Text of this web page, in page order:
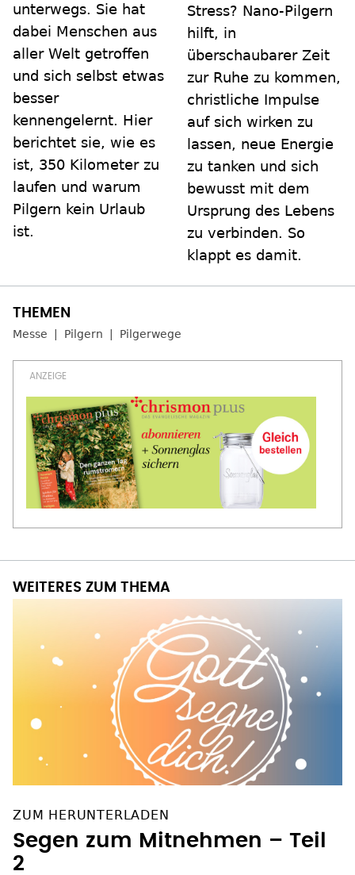
unterwegs. Sie hat
dabei Menschen aus
aller Welt getroffen
und sich selbst etwas
besser
kennengelernt. Hier
berichtet sie, wie es
ist, 350 Kilometer zu
laufen und warum
Pilgern kein Urlaub
ist.
Stress? Nano-Pilgern
hilft, in
überschaubarer Zeit
zur Ruhe zu kommen,
christliche Impulse
auf sich wirken zu
lassen, neue Energie
zu tanken und sich
bewusst mit dem
Ursprung des Lebens
zu verbinden. So
klappt es damit.
Messe Pilgern Pilgerwege
WEITERES ZUM THEMA
ZUM HERUNTERLADEN
Segen zum Mitnehmen – Teil
2